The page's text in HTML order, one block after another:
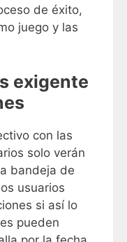
de éxito,
juego y las
exigente
con las
solo verán
bandeja de
usuarios
si así lo
pueden